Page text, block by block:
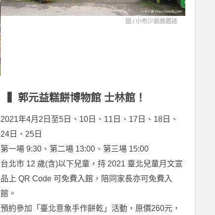
圖 /小布少爺旅遊誌
▍郭元益糕餅博物館 士林館！
2021年4月2日至5日、10日、11日、17日、18日、
24日、25日
第一場 9:30、第二場 13:00、第三場 15:00
台北市 12 歲(含)以下兒童，持 2021 臺北兒童月文宣
品上 QR Code 可免費入館，陪同家長亦可免費入
館。
預約參加「臺北意象手作餅乾」活動，原價260元，